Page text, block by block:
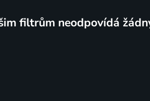
filtrům neodpovídá